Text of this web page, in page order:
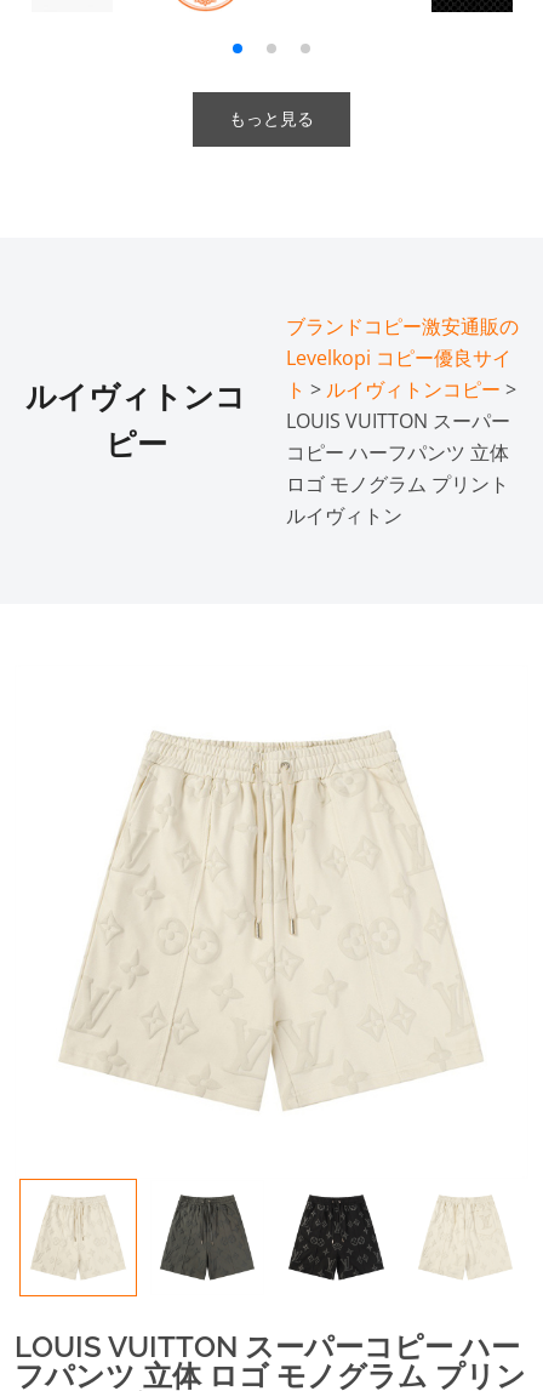
もっと見る
ルイヴィトンコ
ピー
ブランドコピー激安通販の
Levelkopi コピー優良サイ
ト > ルイヴィトンコピー >
LOUIS VUITTON スーパー
コピー ハーフパンツ 立体
ロゴ モノグラム プリント
ルイヴィトン
LOUIS VUITTON スーパーコピー ハー
フパンツ 立体 ロゴ モノグラム プリン